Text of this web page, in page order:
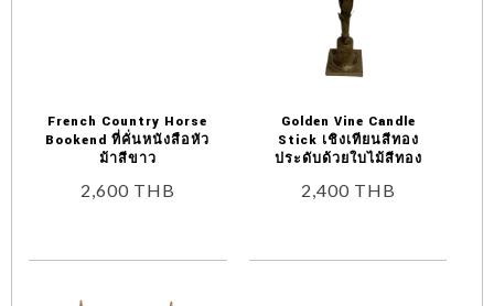
French Country Horse
Bookend ที่คั่นหนังสือหัว
ม้าสีขาว
2,600 THB
Golden Vine Candle
Stick เชิงเทียนสีทอง
ประดับด้วยใบไม้สีทอง
2,400 THB